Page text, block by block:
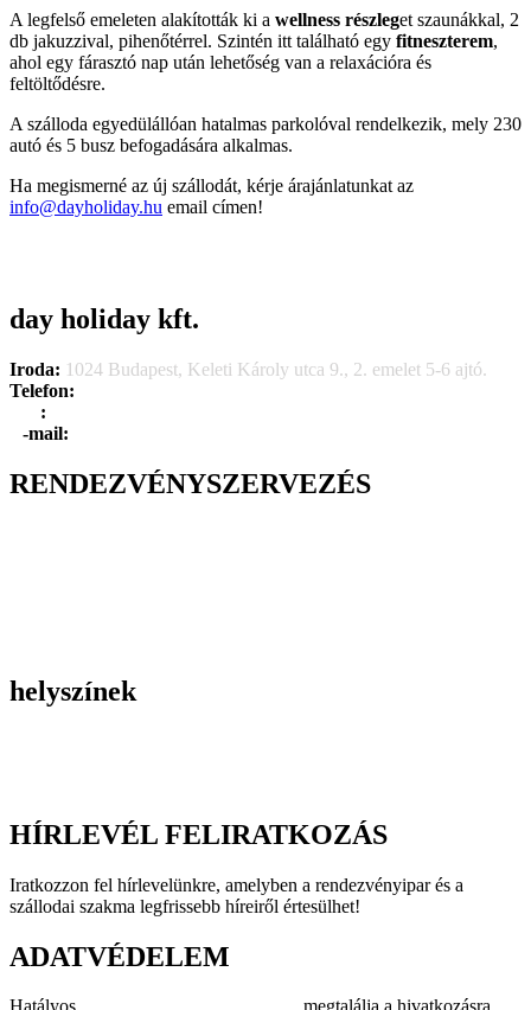
A legfelső emeleten alakították ki a wellness részleget szaunákkal, 2
db jakuzzival, pihenőtérrel. Szintén itt található egy fitneszterem,
ahol egy fárasztó nap után lehetőség van a relaxációra és
feltöltődésre.
A szálloda egyedülállóan hatalmas parkolóval rendelkezik, mely 230
autó és 5 busz befogadására alkalmas.
Ha megismerné az új szállodát, kérje árajánlatunkat az
info@dayholiday.hu email címen!
day holiday kft.
Iroda: 1024 Budapest, Keleti Károly utca 9., 2. emelet 5-6 ajtó.
Telefon:
:
-mail:
RENDEZVÉNYSZERVEZÉS
helyszínek
HÍRLEVÉL FELIRATKOZÁS
Iratkozzon fel hírlevelünkre, amelyben a rendezvényipar és a
szállodai szakma legfrissebb híreiről értesülhet!
ADATVÉDELEM